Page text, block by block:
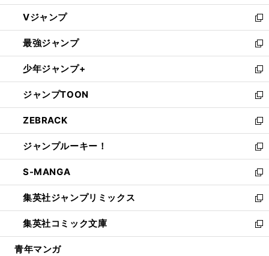
ウ
ィ
ン
ド
ウ
で
開
く
し
い
ウ
ィ
ン
ド
ウ
で
開
く
Vジャンプ
新
し
い
ウ
ィ
ン
ド
ウ
で
開
く
最強ジャンプ
新
し
い
ウ
ィ
ン
ド
ウ
で
開
く
少年ジャンプ+
新
し
い
ウ
ィ
ン
ド
ウ
で
開
く
ジャンプTOON
新
し
い
ウ
ィ
ン
ド
ウ
で
開
く
ZEBRACK
新
し
い
ウ
ィ
ン
ド
ウ
で
開
ジャンプルーキー！
新
し
い
ウ
ィ
ン
ド
ウ
S-MANGA
新
し
い
ウ
ィ
ン
集英社ジャンプリミックス
新
し
い
ウ
集英社コミック文庫
新
し
青年マンガ